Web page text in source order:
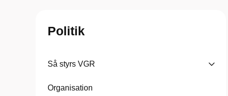
Politik
Så styrs VGR
Organisation